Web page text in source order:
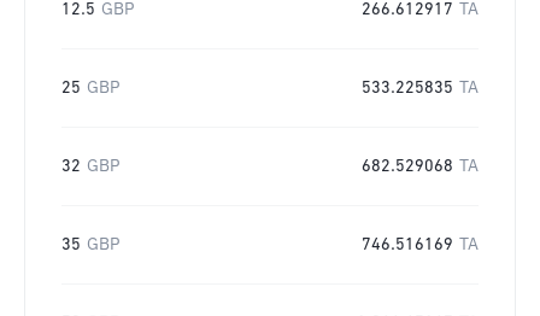
12.5 GBP 266.612917 TA
25 GBP 533.225835 TA
32 GBP 682.529068 TA
35 GBP 746.516169 TA